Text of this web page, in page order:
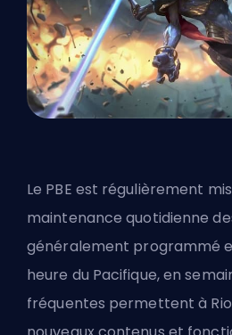
Le PBE est régulièrement
maintenance quotidienne
généralement programmé
heure du Pacifique, en
fréquentes permettent à